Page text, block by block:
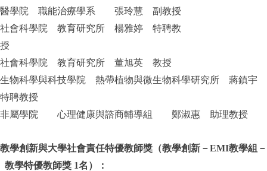
醫學院 職能治療學系 張玲慧 副教授
社會科學院 教育研究所 楊雅婷 特聘教
授
社會科學院 教育研究所 董旭英 教授
生物科學與科技學院 熱帶植物與微生物科學研究所 蔣鎮宇
特聘教授
非屬學院 心理健康與諮商輔導組 鄭淑惠 助理教授
教學創新與大學社會責任特優教師獎（教學創新－EMI教學組－
教學特優教師獎 1名）：